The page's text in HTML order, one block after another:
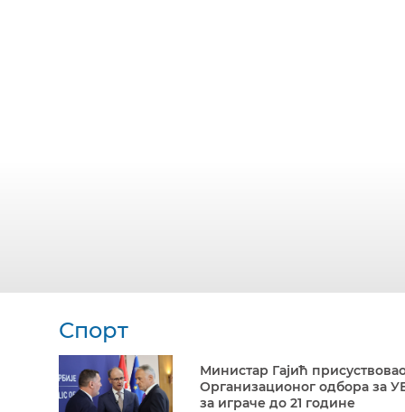
Спорт
Министар Гајић
Организационог одбора за
за играче до 21 године